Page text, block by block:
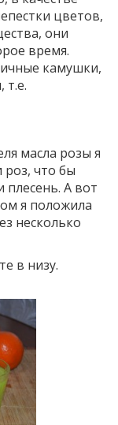
цветов,
они
время.
камушки,
т.е.
масла розы я
роз, что бы
плесень. А вот
я положила
несколько
в низу.